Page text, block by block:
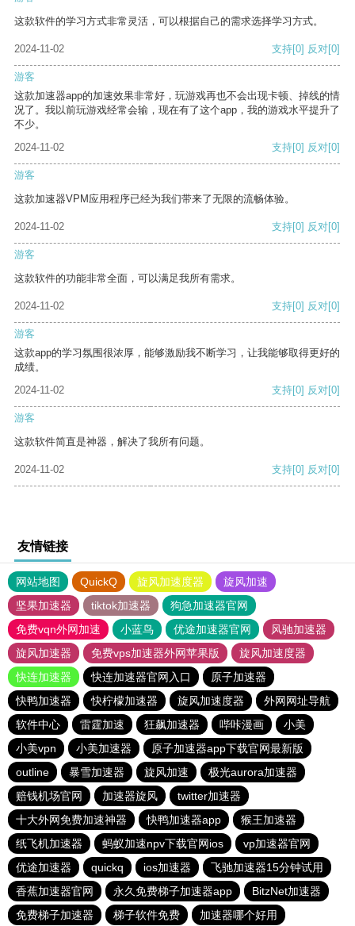
这款软件的学习方式非常灵活，可以根据自己的需求选择学习方式。
2024-11-02 支持[0] 反对[0]
游客
这款加速器app的加速效果非常好，玩游戏再也不会出现卡顿、掉线的情
况了。我以前玩游戏经常会输，现在有了这个app，我的游戏水平提升了
不少。
2024-11-02
支持[0] 反对[0]
游客
这款加速器VPM应用程序已经为我们带来了无限的流畅体验。
2024-11-02 支持[0] 反对[0]
游客
这款软件的功能非常全面，可以满足我所有需求。
2024-11-02 支持[0] 反对[0]
游客
这款app的学习氛围很浓厚，能够激励我不断学习，让我能够取得更好的
成绩。
2024-11-02
支持[0] 反对[0]
游客
这款软件简直是神器，解决了我所有问题。
2024-11-02 支持[0] 反对[0]
友情链接
网站地图 QuickQ 旋风加速度器
旋风加速
坚果加速器
tiktok加速器
狗急加速器官网
免费vqn外网加速
小蓝鸟 优途加速器官网
风驰加速器
旋风加速器
免费vps加速器外网苹果版
旋风加速度器
快连加速器
快连加速器官网入口
原子加速器
快鸭加速器
快柠檬加速器 旋风加速度器
外网网址导航
软件中心
雷霆加速 狂飙加速器 哔咔漫画
小美
小美vpn
小美加速器
原子加速器app下载官网最新版
outline
暴雪加速器 旋风加速
极光aurora加速器
赔钱机场官网
加速器旋风
twitter加速器
十大外网免费加速神器
快鸭加速器app
猴王加速器
纸飞机加速器
蚂蚁加速npv下载官网ios
vp加速器官网
优途加速器
quickq ios加速器
飞驰加速器15分钟试用
香蕉加速器官网
永久免费梯子加速器app
BitzNet加速器
免费梯子加速器
梯子软件免费 加速器哪个好用